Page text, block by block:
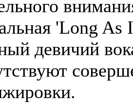
'Long As
девичий